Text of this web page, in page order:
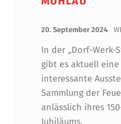
20. September 2024
In der „Dorf-Werk-
gibt es aktuell eine
interessante
Sammlung der
anlässlich ihres
Jubiläums.